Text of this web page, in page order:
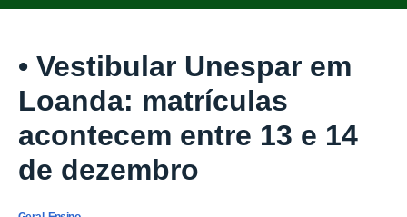
• Vestibular Unespar em
Loanda: matrículas
acontecem entre 13 e 14
de dezembro